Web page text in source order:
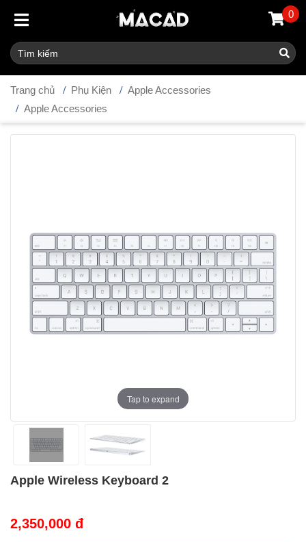
0
Trang chủ Phụ Kiện
Apple Accessories
Apple Accessories
Tap to expand
Apple Wireless Keyboard 2
2,350,000 đ